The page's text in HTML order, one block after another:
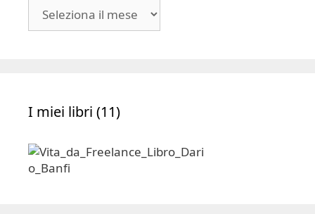
I miei libri (11)